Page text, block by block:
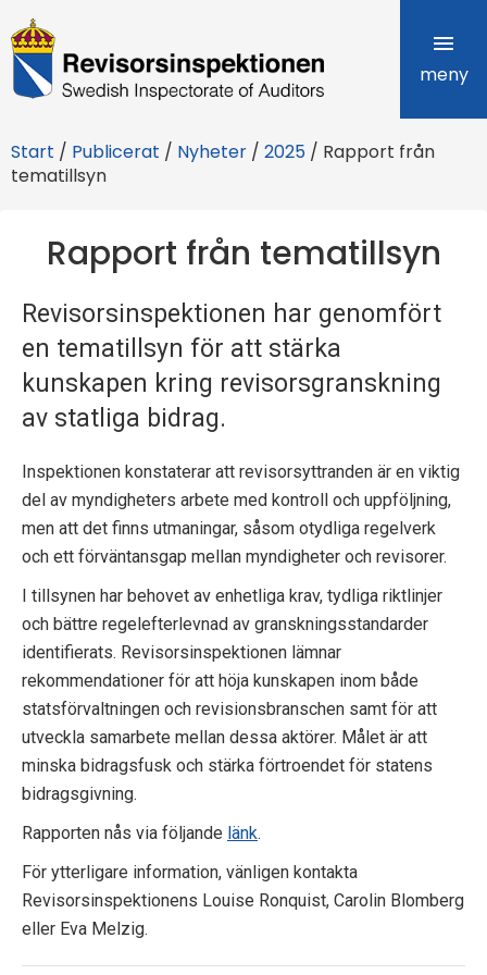
R
e
i
s
n
s
p
e
k
o
n
e
n
meny
Start / Publicerat / Nyheter / 2025 / Rapport från
tematillsyn
Rapport från tematillsyn
Revisorsinspektionen har genomfört
en tematillsyn för att stärka
kunskapen kring revisorsgranskning
av statliga bidrag.
Inspektionen konstaterar att revisorsyttranden är en viktig
del av myndigheters arbete med kontroll och uppföljning,
men att det finns utmaningar, såsom otydliga regelverk
och ett förväntansgap mellan myndigheter och revisorer.
I tillsynen har behovet av enhetliga krav, tydliga riktlinjer
och bättre regelefterlevnad av granskningsstandarder
identifierats. Revisorsinspektionen lämnar
rekommendationer för att höja kunskapen inom både
statsförvaltningen och revisionsbranschen samt för att
utveckla samarbete mellan dessa aktörer. Målet är att
minska bidragsfusk och stärka förtroendet för statens
bidragsgivning.
Rapporten nås via följande länk.
För ytterligare information, vänligen kontakta
Revisorsinspektionens Louise Ronquist, Carolin Blomberg
eller Eva Melzig.